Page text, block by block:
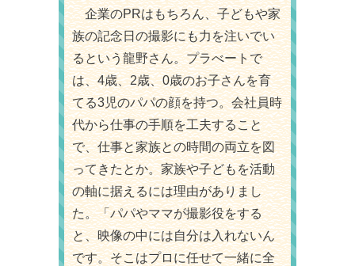
企業のPRはもちろん、子どもや家
族の記念日の撮影にも力を注いでい
るという龍野さん。プラべートで
は、4歳、2歳、0歳のお子さんを育
てる3児のパパの顔を持つ。会社員時
代から仕事の手順を工夫すること
で、仕事と家族との時間の両立を図
ってきたとか。家族や子どもを活動
の軸に据えるには理由がありまし
た。「パパやママが撮影役をする
と、映像の中には自分は入れないん
です。そこはプロに任せて一緒に全